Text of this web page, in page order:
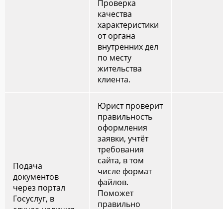
Проверка
качества
характеристики
от органа
внутренних дел
по месту
жительства
клиента.
Подача
документов
через портал
Госуслуг, в
Юрист проверит
правильность
оформления
заявки, учтёт
требования
сайта, в том
числе формат
файлов.
Поможет
правильно